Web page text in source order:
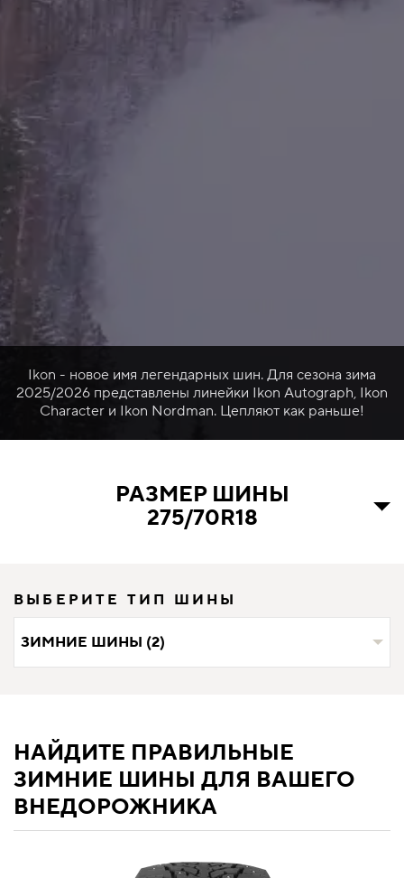
Ikon - новое имя легендарных шин. Для сезона зима
2025/2026 представлены линейки Ikon Autograph, Ikon
Character и Ikon Nordman. Цепляют как раньше!
РАЗМЕР ШИНЫ
275/70R18
ВЫБЕРИТЕ ТИП ШИНЫ
ЗИМНИЕ ШИНЫ (2)
НАЙДИТЕ ПРАВИЛЬНЫЕ
ЗИМНИЕ ШИНЫ ДЛЯ ВАШЕГО
ВНЕДОРОЖНИКА